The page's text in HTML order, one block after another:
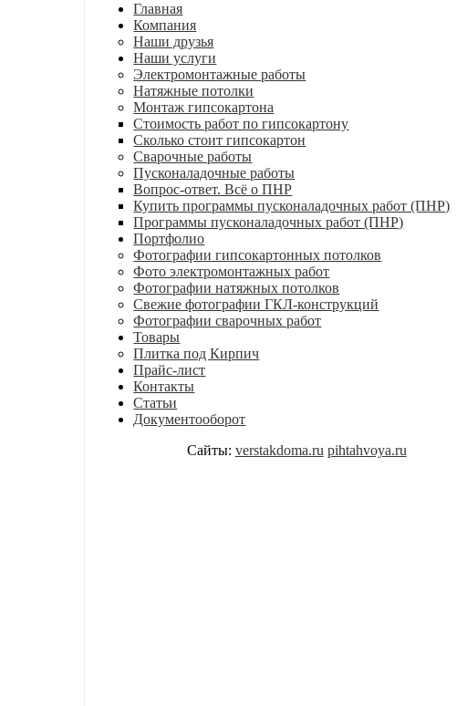
Главная
Компания
Наши друзья
Наши услуги
Электромонтажные работы
Натяжные потолки
Монтаж гипсокартона
Стоимость работ по гипсокартону
Сколько стоит гипсокартон
Сварочные работы
Пусконаладочные работы
Вопрос-ответ. Всё о ПНР
Купить программы пусконаладочных работ (ПНР)
Программы пусконаладочных работ (ПНР)
Портфолио
Фотографии гипсокартонных потолков
Фото электромонтажных работ
Фотографии натяжных потолков
Свежие фотографии ГКЛ-конструкций
Фотографии сварочных работ
Товары
Плитка под Кирпич
Прайс-лист
Контакты
Статьи
Документооборот
Сайты: verstakdoma.ru pihtahvoya.ru